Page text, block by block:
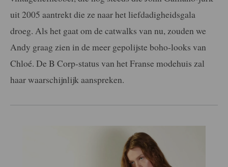
uit 2005 aantrekt die ze naar het liefdadigheidsgala
droeg. Als het gaat om de catwalks van nu, zouden we
Andy graag zien in de meer gepolijste boho-looks van
Chloé. De B Corp-status van het Franse modehuis zal
haar waarschijnlijk aanspreken.